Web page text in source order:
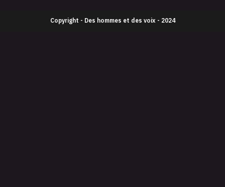
Copyright - Des hommes et des voix - 2024